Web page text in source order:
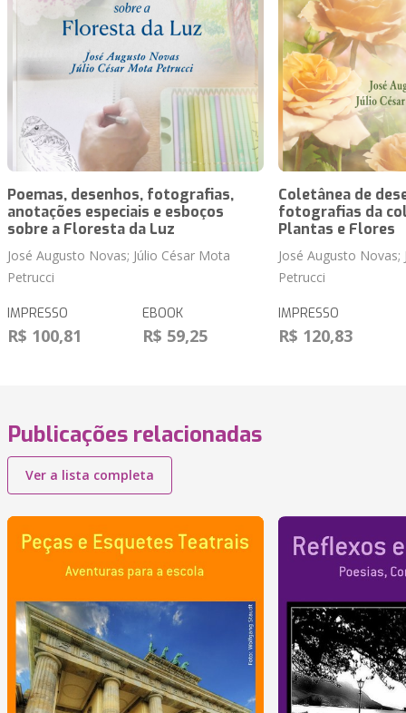
Poemas, desenhos, fotografias,
anotações especiais e esboços
sobre a Floresta da Luz
José Augusto Novas; Júlio César Mota
Petrucci
IMPRESSO
R$ 100,81
EBOOK
R$ 59,25
Coletânea de
fotografias da
Plantas e Flores
José Augusto
Petrucci
IMPRESSO
R$ 120,83
Publicações relacionadas
Ver a lista completa